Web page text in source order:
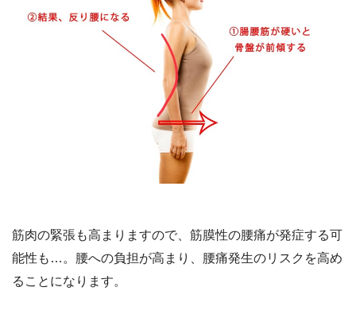
筋肉の緊張も高まりますので、筋膜性の腰痛が発症する可
能性も…。腰への負担が高まり、腰痛発生のリスクを高め
ることになります。